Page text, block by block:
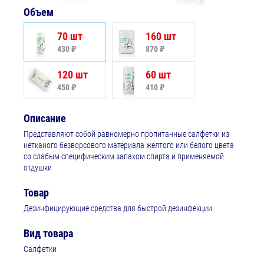
Объем
70 шт
430 ₽
160 шт
870 ₽
120 шт
450 ₽
60 шт
410 ₽
Описание
Представляют собой равномерно пропитанные салфетки из
нетканого безворсового материала желтого или белого цвета
со слабым специфическим запахом спирта и применяемой
отдушки
Товар
Дезинфицирующие средства для быстрой дезинфекции
Вид товара
Салфетки